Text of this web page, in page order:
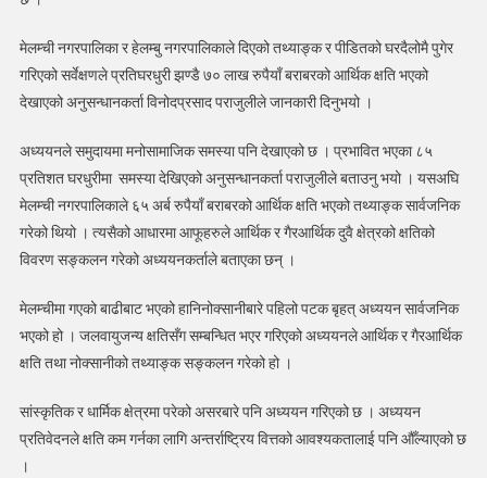
सार्वजनिक
मेलम्ची नगरपालिका र हेलम्बु नगरपालिकाले दिएको तथ्याङ्क र पीडितको घरदैलोमै पुगेर
गरिएको सर्वेक्षणले प्रतिघरधुरी झण्डै ७० लाख रुपैयाँ बराबरको आर्थिक क्षति भएको
देखाएको अनुसन्धानकर्ता विनोदप्रसाद पराजुलीले जानकारी दिनुभयो ।
अध्ययनले समुदायमा मनोसामाजिक समस्या पनि देखाएको छ । प्रभावित भएका ८५
प्रतिशत घरधुरीमा समस्या देखिएको अनुसन्धानकर्ता पराजुलीले बताउनु भयो । यसअघि
मेलम्ची नगरपालिकाले ६५ अर्ब रुपैयाँ बराबरको आर्थिक क्षति भएको तथ्याङ्क सार्वजनिक
गरेको थियो । त्यसैको आधारमा आफूहरुले आर्थिक र गैरआर्थिक दुवै क्षेत्रको क्षतिको
विवरण सङ्कलन गरेको अध्ययनकर्ताले बताएका छन् ।
मेलम्चीमा गएको बाढीबाट भएको हानिनोक्सानीबारे पहिलो पटक बृहत् अध्ययन सार्वजनिक
भएको हो । जलवायुजन्य क्षतिसँग सम्बन्धित भएर गरिएको अध्ययनले आर्थिक र गैरआर्थिक
क्षति तथा नोक्सानीको तथ्याङ्क सङ्कलन गरेको हो ।
सांस्कृतिक र धार्मिक क्षेत्रमा परेको असरबारे पनि अध्ययन गरिएको छ । अध्ययन
प्रतिवेदनले क्षति कम गर्नका लागि अन्तर्राष्ट्रिय वित्तको आवश्यकतालाई पनि औँल्याएको छ
।